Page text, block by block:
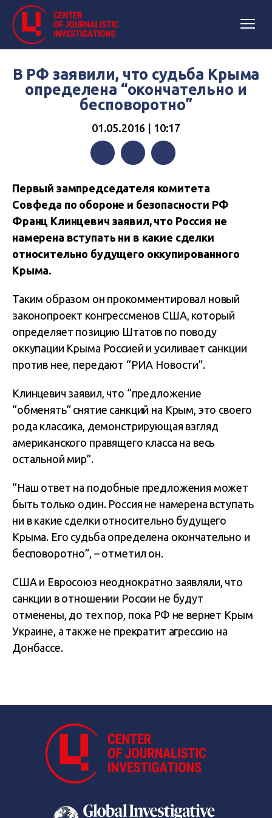
В РФ заявили, что судьба Крыма
определена “окончательно и
бесповоротно”
01.05.2016 | 10:17
Первый зампредседателя комитета
Совфеда по обороне и безопасности РФ
Франц Клинцевич заявил, что Россия не
намерена вступать ни в какие сделки
относительно будущего оккупированного
Крыма.
Таким образом он прокомментировал новый
законопроект конгрессменов США, который
определяет позицию Штатов по поводу
оккупации Крыма Россией и усиливает санкции
против нее, передают “РИА Новости”.
Клинцевич заявил, что “предложение
“обменять” снятие санкций на Крым, это своего
рода классика, демонстрирующая взгляд
американского правящего класса на весь
остальной мир”.
“Наш ответ на подобные предложения может
быть только один. Россия не намерена вступать
ни в какие сделки относительно будущего
Крыма. Его судьба определена окончательно и
бесповоротно”, – отметил он.
США и Евросоюз неоднократно заявляли, что
санкции в отношении России не будут
отменены, до тех пор, пока РФ не вернет Крым
Украине, а также не прекратит агрессию на
Донбассе.